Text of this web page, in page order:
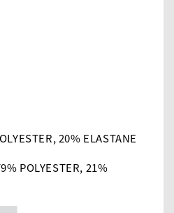
20% ELASTANE
POLYESTER, 21%